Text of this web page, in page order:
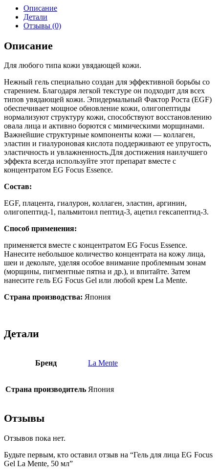
Описание
Детали
Отзывы (0)
Описание
Для любого типа кожи увядающей кожи.
Нежный гель специально создан для эффективной борьбы со
старением. Благодаря легкой текстуре он подходит для всех
типов увядающей кожи. Эпидермальный Фактор Роста (EGF)
обеспечивает мощное обновление кожи, олигопептиды
нормализуют структуру кожи, способствуют восстановлению
овала лица и активно борются с мимическими морщинами.
Важнейшие структурные компоненты кожи — коллаген,
эластин и гиалуроновая кислота поддерживают ее упругость,
эластичность и увлажненность.Для достижения наилучшего
эффекта всегда используйте этот препарат вместе с
концентратом EG Focus Essence.
Состав:
EGF, плацента, гиалурон, коллаген, эластин, аргинин,
олигопептид-1, пальмитоил пептид-3, ацетил гексапептид-3.
Способ применения:
применяется вместе с концентратом EG Focus Essence.
Нанесите небольшое количество концентрата на кожу лица,
шеи и декольте, уделяя особое внимание проблемным зонам
(морщины, пигментные пятна и др.), и впитайте. Затем
нанесите гель EG Focus Gel или любой крем La Mente.
Страна производства: Япония
Детали
Бренд La Mente
Страна производитель Япония
Отзывы
Отзывов пока нет.
Будьте первым, кто оставил отзыв на “Гель для лица EG Focus
Gel La Mente, 50 мл”